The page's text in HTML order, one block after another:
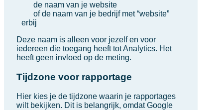
de naam van je website
of de naam van je bedrijf met “website”
erbij
Deze naam is alleen voor jezelf en voor
iedereen die toegang heeft tot Analytics. Het
heeft geen invloed op de meting.
Tijdzone voor rapportage
Hier kies je de tijdzone waarin je rapportages
wilt bekijken. Dit is belangrijk, omdat Google